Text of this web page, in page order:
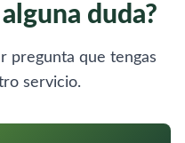
duda?
pregunta que tengas
servicio.